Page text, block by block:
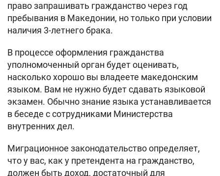
право запрашивать гражданство через год
пребывания в Македонии, но только при условии
наличия 3-летнего брака.
В процессе оформления гражданства
уполномоченный орган будет оценивать,
насколько хорошо вы владеете македонским
языком. Вам не нужно будет сдавать языковой
экзамен. Обычно знание языка устанавливается
в беседе с сотрудниками Министерства
внутренних дел.
Миграционное законодательство определяет,
что у вас, как у претендента на гражданство,
должен быть доход, достаточный для